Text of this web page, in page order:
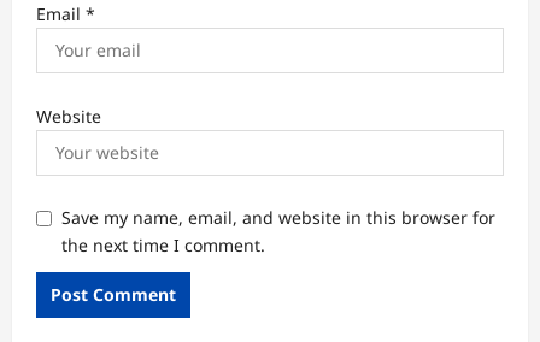
Email *
Website
Save my name, email, and website in this browser for
the next time I comment.